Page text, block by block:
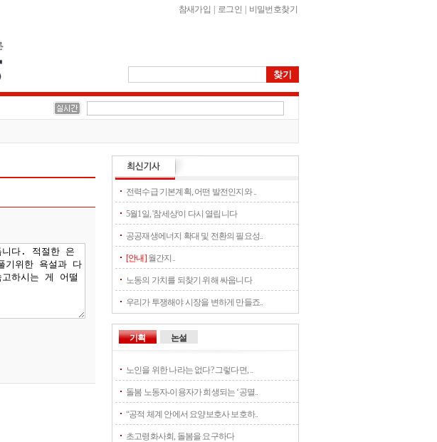
참새가입 로그인 비밀번호찾기
전력수급 기본계획, 어떤 발전인지와 ..
5월1일, '참세상'이 다시 열립니다
공공재생에너지 확대 및 전환의 필요성..
[안내]월간지..
노동의 가치를 되찾기 위해 싸웁니다
우리가 투쟁해야 시장을 변하게 만들죠..
기획
노인을 위한 나라는 없다? 그렇다면, ..
돌봄 노동자-이용자가 희생되는 ‘공멸..
“공적 체계 안에서 요양보호사 보호하..
초고령화사회, 돌봄을 요구하다
논설